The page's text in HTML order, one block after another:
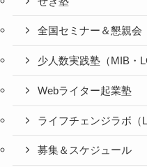
全国セミナー＆懇親会
少人数実践塾（MIB・
Webライター起業塾
ライフチェンジラボ（
募集＆スケジュール